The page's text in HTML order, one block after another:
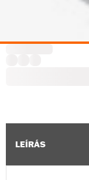
LEÍRÁS